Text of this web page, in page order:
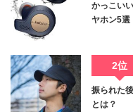
かっこい
ヤホン5選
2位
振られた
とは？